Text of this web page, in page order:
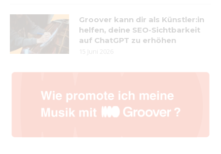
Groover kann dir als Künstler:in
helfen, deine SEO-Sichtbarkeit
auf ChatGPT zu erhöhen
15 Juni 2026